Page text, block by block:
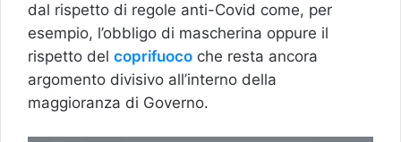
dal rispetto di regole anti-Covid come, per
esempio, l’obbligo di mascherina oppure il
rispetto del coprifuoco che resta ancora
argomento divisivo all’interno della
maggioranza di Governo.